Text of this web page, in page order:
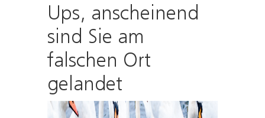
Ups, anscheinend
sind Sie am
falschen Ort
gelandet